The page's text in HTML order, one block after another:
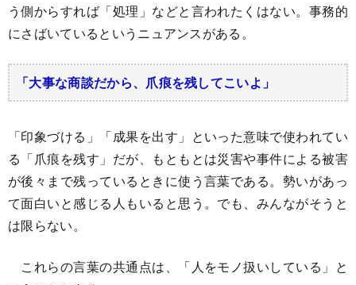
う側からすれば「処理」などと言われたくはない。事務的
にさばいているというニュアンスがある。
「大事な商談だから、爪痕を残してこいよ」
「印象づける」「成果を出す」といった意味で使われてい
る「爪痕を残す」だが、もともとは災害や事件による被害
が後々まで残っているときに使う言葉である。勢いがあっ
て面白いと感じる人もいると思う。でも、みんながそうと
は限らない。
これらの言葉の共通点は、「人をモノ扱いしている」と